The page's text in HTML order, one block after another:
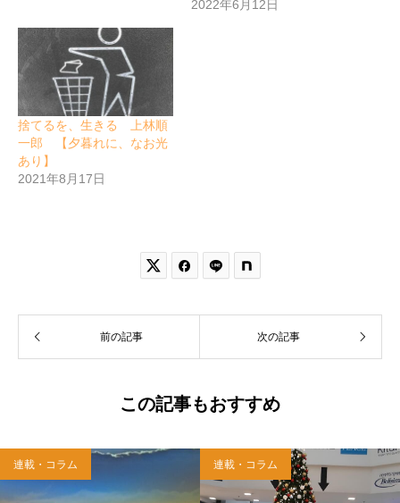
2022年6月12日
捨てるを、生きる 上林順
一郎 【夕暮れに、なお光
あり】
2021年8月17日
 
前の記事 次の記事
この記事もおすすめ
連載・コラム 連載・コラム